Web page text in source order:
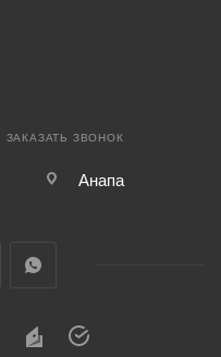
ЗАКАЗАТЬ ЗВОНОК
Анапа